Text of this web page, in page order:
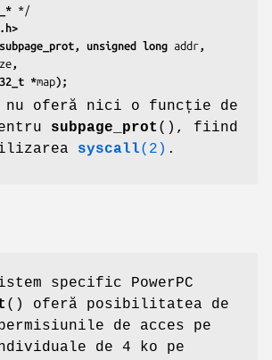
unsigned long addr ,
,
uint32_t *
map);
oferă nici o funcție de
subpage_prot (), fiind
syscall(2) .
specific PowerPC
() oferă posibilitatea de
de acces pe
de 4 ko pe